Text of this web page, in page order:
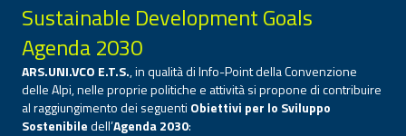
Sustainable Development Goals
Agenda 2030
ARS.UNI.VCO E.T.S., in qualità di Info-Point della Convenzione
delle Alpi, nelle proprie politiche e attività si propone di contribuire
al raggiungimento dei seguenti Obiettivi per lo Sviluppo
Sostenibiledell’Agenda 2030: